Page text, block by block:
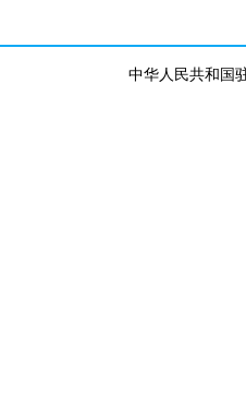
中华人民共和国